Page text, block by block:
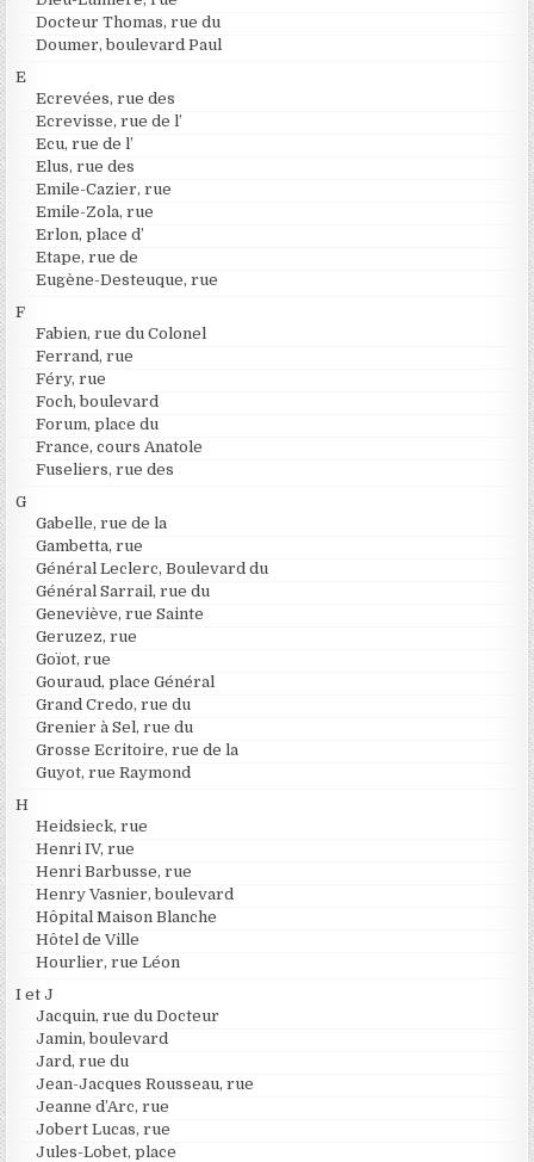
Docteur Thomas, rue du
Doumer, boulevard Paul
E
Ecrevées, rue des
Ecrevisse, rue de l’
Ecu, rue de l’
Elus, rue des
Emile-Cazier, rue
Emile-Zola, rue
Erlon, place d’
Etape, rue de
Eugène-Desteuque, rue
F
Fabien, rue du Colonel
Ferrand, rue
Féry, rue
Foch, boulevard
Forum, place du
France, cours Anatole
Fuseliers, rue des
G
Gabelle, rue de la
Gambetta, rue
Général Leclerc, Boulevard du
Général Sarrail, rue du
Geneviève, rue Sainte
Geruzez, rue
Goïot, rue
Gouraud, place Général
Grand Credo, rue du
Grenier à Sel, rue du
Grosse Ecritoire, rue de la
Guyot, rue Raymond
H
Heidsieck, rue
Henri IV, rue
Henri Barbusse, rue
Henry Vasnier, boulevard
Hôpital Maison Blanche
Hôtel de Ville
Hourlier, rue Léon
I et J
Jacquin, rue du Docteur
Jamin, boulevard
Jard, rue du
Jean-Jacques Rousseau, rue
Jeanne d’Arc, rue
Jobert Lucas, rue
Jules-Lobet, place